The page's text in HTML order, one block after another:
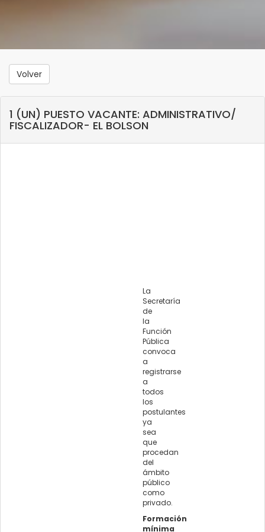
Volver
1 (UN) PUESTO VACANTE: ADMINISTRATIVO/
FISCALIZADOR- EL BOLSON
La
Secretaría
de
la
Función
Pública
convoca
a
registrarse
a
todos
los
postulantes
ya
sea
que
procedan
del
ámbito
público
como
privado.
Formación
mínima